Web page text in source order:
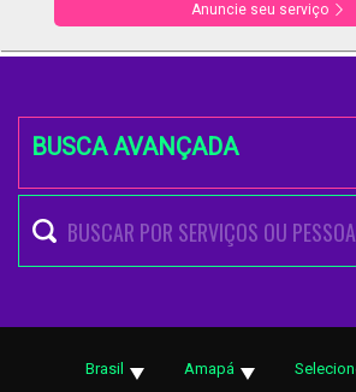
Anuncie seu serviço
BUSCA AVANÇADA
Brasil Amapá